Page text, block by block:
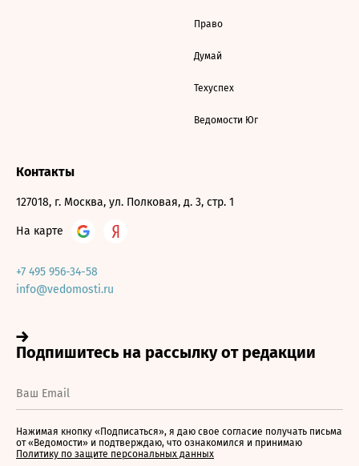
Право
Думай
Техуспех
Ведомости Юг
Контакты
127018, г. Москва, ул. Полковая, д. 3, стр. 1
На карте
+7 495 956-34-58
info@vedomosti.ru
Нажимая кнопку «Подписаться», я даю свое согласие получать письма
от «Ведомости» и подтверждаю, что ознакомился и принимаю
Политику по защите персональных данных